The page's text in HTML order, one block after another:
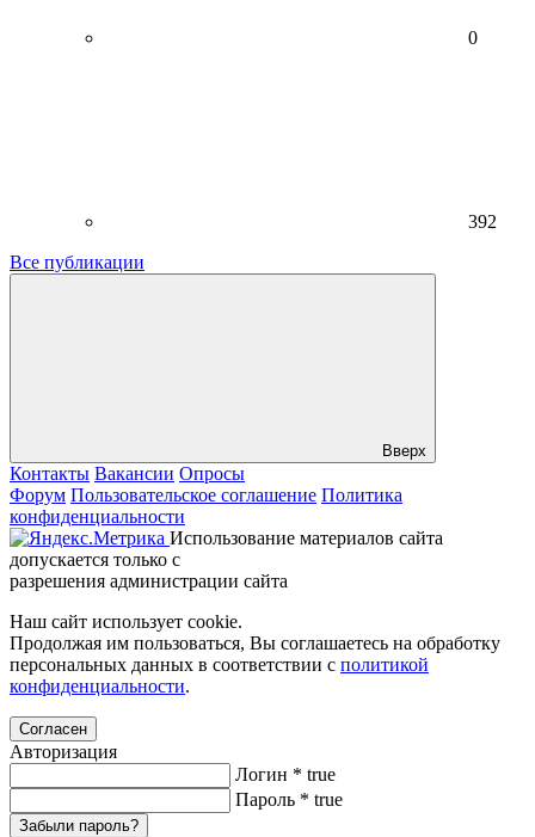
0
392
Все публикации
Вверх
Контакты Вакансии Опросы
Форум Пользовательское соглашение Политика
конфиденциальности
Использование материалов сайта
допускается только с
разрешения администрации сайта
Наш сайт использует cookie.
Продолжая им пользоваться, Вы соглашаетесь на обработку
персональных данных в соответствии с политикой
конфиденциальности.
Согласен
Авторизация
Логин * true
Пароль * true
Забыли пароль?